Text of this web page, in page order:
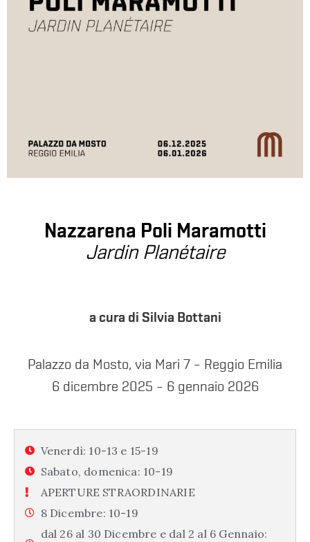
Nazzarena Poli Maramotti
Jardin Planétaire
a cura di Silvia Bottani
Palazzo da Mosto, via Mari 7 – Reggio Emilia
6 dicembre 2025 – 6 gennaio 2026
Venerdì: 10-13 e 15-19
Sabato, domenica: 10-19
APERTURE STRAORDINARIE
8 Dicembre: 10-19
dal 26 al 30 Dicembre e dal 2 al 6 Gennaio: